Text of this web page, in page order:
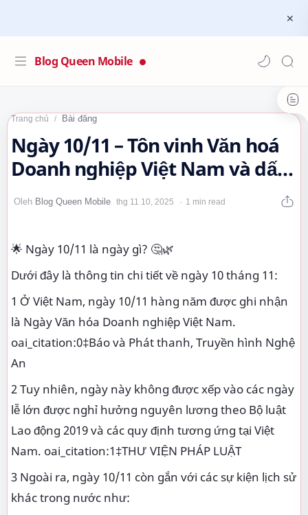
Blog Queen Mobile
Trang chủ Bài đăng
Ngày 10/11 – Tôn vinh Văn hoá
Doanh nghiệp Việt Nam và dấu
ấn lịch sử đáng nhớ
1 min read
🌟 Ngày 10/11 là ngày gì? 🤔🌿
Dưới đây là thông tin chi tiết về ngày 10 tháng 11:
1 Ở Việt Nam, ngày 10/11 hàng năm được ghi nhận
là Ngày Văn hóa Doanh nghiệp Việt Nam.
oai_citation:0‡Báo và Phát thanh, Truyền hình Nghệ
An
2 Tuy nhiên, ngày này không được xếp vào các ngày
lễ lớn được nghỉ hưởng nguyên lương theo Bộ luật
Lao động 2019 và các quy định tương ứng tại Việt
Nam. oai_citation:1‡THƯ VIỆN PHÁP LUẬT
3 Ngoài ra, ngày 10/11 còn gắn với các sự kiện lịch sử
khác trong nước như: